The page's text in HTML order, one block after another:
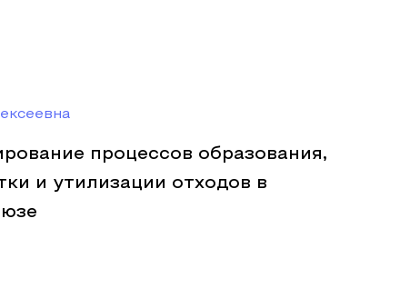
процессов образования,
и утилизации отходов в